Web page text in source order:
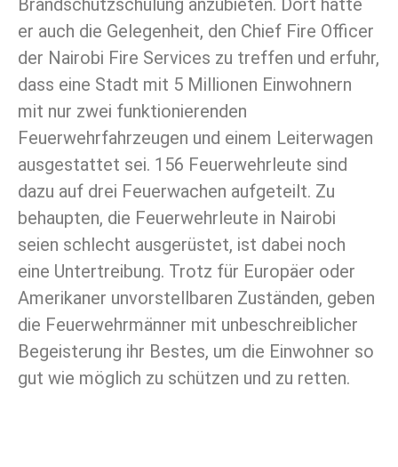
er auch die Gelegenheit, den Chief Fire Officer
der Nairobi Fire Services zu treffen und erfuhr,
dass eine Stadt mit 5 Millionen Einwohnern
mit nur zwei funktionierenden
Feuerwehrfahrzeugen und einem Leiterwagen
ausgestattet sei. 156 Feuerwehrleute sind
dazu auf drei Feuerwachen aufgeteilt. Zu
behaupten, die Feuerwehrleute in Nairobi
seien schlecht ausgerüstet, ist dabei noch
eine Untertreibung. Trotz für Europäer oder
Amerikaner unvorstellbaren Zuständen, geben
die Feuerwehrmänner mit unbeschreiblicher
Begeisterung ihr Bestes, um die Einwohner so
gut wie möglich zu schützen und zu retten.